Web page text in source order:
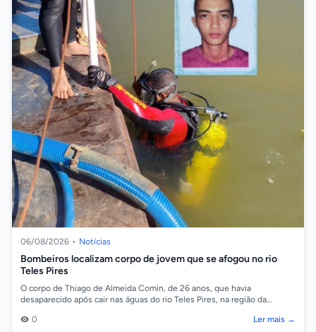
06/08/2026 • Notícias
Bombeiros localizam corpo de jovem que se afogou no rio
Teles Pires
O corpo de Thiago de Almeida Comin, de 26 anos, que havia
desaparecido após cair nas águas do rio Teles Pires, na região da
0
Ler mais →